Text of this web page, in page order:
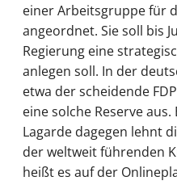
einer Arbeitsgruppe für
angeordnet. Sie soll bis
Regierung eine
anlegen soll. In der
etwa der scheidende
eine solche Reserve
Lagarde dagegen lehnt
der weltweit führenden
heißt es auf der